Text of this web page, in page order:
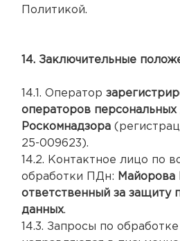
Политикой.
14. Заключительные
14.1. Оператор
операторов персональных
Роскомнадзора
25-009623).
14.2. Контактное лицо по
обработки ПДн: Майорова
ответственный за защиту
данных.
14.3. Запросы по